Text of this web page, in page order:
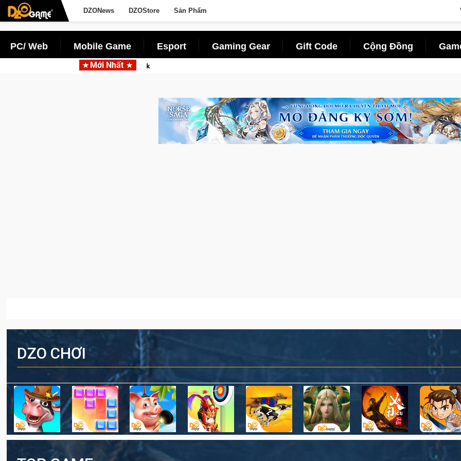
DZONews DZOStore Sản Phẩm
PC/ Web Mobile Game Esport Gaming Gear Gift Code Cộng Đồng
Mới NhấtGarena hợp tác cùng Pocketpair đưa bom tấn săn thú sinh tồn lên di động với tên gọi Palworld Online
DZO CHƠI